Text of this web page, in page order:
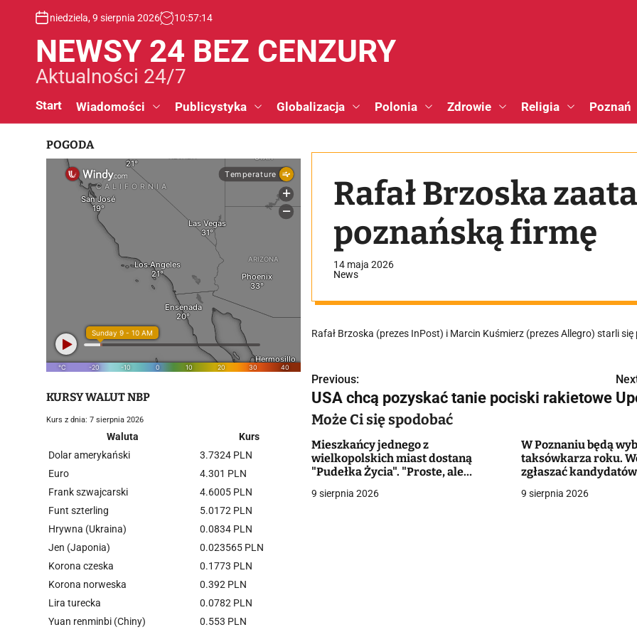
niedziela, 9 sierpnia 2026 10:57:15
NEWSY 24 BEZ CENZURY
Aktualności 24/7
Start Wiadomości Publicystyka Globalizacja Polonia Zdrowie Religia Poznań
Rafał Brzoska
poznańską firmę
14 maja 2026
News
Rafał Brzoska (prezes InPost) i Marcin Kuśmierz (prezes Allegro) starli
N
a
w
i
g
Previous:
USA chcą pozyskać tanie pociski rakietowe
Może Ci się spodobać
Mieszkańcy jednego z
wielkopolskich miast dostaną
"Pudełka Życia". "Proste, ale
9 sierpnia 2026
W Poznaniu będą
taksówkarza roku.
zgłaszać kandydatów
9 sierpnia 2026
POGODA
KURSY WALUT NBP
Kurs z dnia: 7 sierpnia 2026
Waluta
Kurs
Dolar amerykański
3.7324 PLN
Euro
4.301 PLN
Frank szwajcarski
4.6005 PLN
Funt szterling
5.0172 PLN
Hrywna (Ukraina)
0.0834 PLN
Jen (Japonia)
0.023565 PLN
Korona czeska
0.1773 PLN
Korona norweska
0.392 PLN
Lira turecka
0.0782 PLN
Yuan renminbi (Chiny)
0.553 PLN